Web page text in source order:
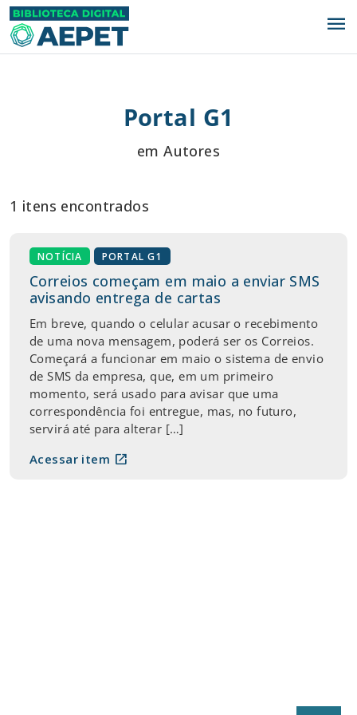
menu
Portal G1
em Autores
1 itens encontrados
NOTÍCIA PORTAL G1
Correios começam em maio a enviar SMS
avisando entrega de cartas
Em breve, quando o celular acusar o recebimento
de uma nova mensagem, poderá ser os Correios.
Começará a funcionar em maio o sistema de envio
de SMS da empresa, que, em um primeiro
momento, será usado para avisar que uma
correspondência foi entregue, mas, no futuro,
servirá até para alterar […]
Acessar item open_in_new